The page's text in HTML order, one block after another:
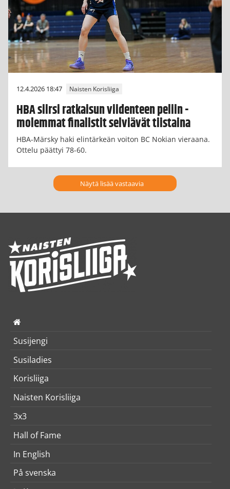
12.4.2026 18:47 Naisten Korisliiga
HBA siirsi ratkaisun viidenteen peliin -
molemmat finalistit selviävät tiistaina
HBA-Märsky haki elintärkeän voiton BC Nokian vieraana.
Ottelu päättyi 78-60.
Näytä lisää vastaavia
Susijengi
Susiladies
Korisliiga
Naisten Korisliiga
3x3
Hall of Fame
In English
På svenska